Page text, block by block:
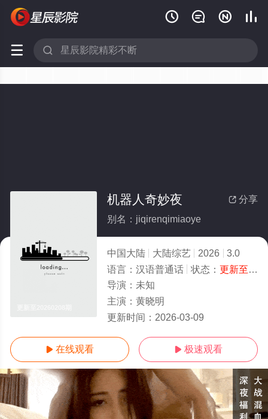
   
 
 分享
机器人奇妙夜
别名：jiqirenqimiaoye
中国大陆 大陆综艺 2026
3.0
语言： 汉语普通话 状态： 更新至20260208期
导演： 未知
主演： 黄晓明
更新时间： 2026-03-09
 在线观看  极速观看